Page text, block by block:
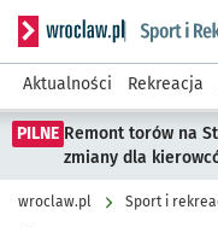
Serwis informacyjny
Aktualności Rekreacja
PILNE Remont torów na
zmiany dla
wroclaw.pl Sport i